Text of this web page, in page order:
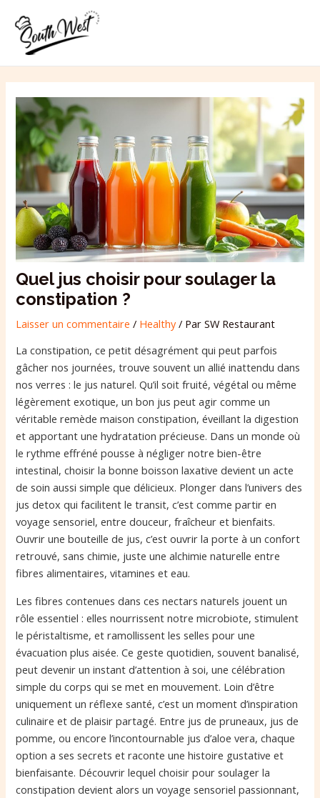
contenu
Quel jus choisir pour soulager la
constipation ?
Laisser un commentaire / Healthy/ ParSW Restaurant
La constipation, ce petit désagrément qui peut parfois
gâcher nos journées, trouve souvent un allié inattendu dans
nos verres : le jus naturel. Qu’il soit fruité, végétal ou même
légèrement exotique, un bon jus peut agir comme un
véritable remède maison constipation, éveillant la digestion
et apportant une hydratation précieuse. Dans un monde où
le rythme effréné pousse à négliger notre bien-être
intestinal, choisir la bonne boisson laxative devient un acte
de soin aussi simple que délicieux. Plonger dans l’univers des
jus detox qui facilitent le transit, c’est comme partir en
voyage sensoriel, entre douceur, fraîcheur et bienfaits.
Ouvrir une bouteille de jus, c’est ouvrir la porte à un confort
retrouvé, sans chimie, juste une alchimie naturelle entre
fibres alimentaires, vitamines et eau.
Les fibres contenues dans ces nectars naturels jouent un
rôle essentiel : elles nourrissent notre microbiote, stimulent
le péristaltisme, et ramollissent les selles pour une
évacuation plus aisée. Ce geste quotidien, souvent banalisé,
peut devenir un instant d’attention à soi, une célébration
simple du corps qui se met en mouvement. Loin d’être
uniquement un réflexe santé, c’est un moment d’inspiration
culinaire et de plaisir partagé. Entre jus de pruneaux, jus de
pomme, ou encore l’incontournable jus d’aloe vera, chaque
option a ses secrets et raconte une histoire gustative et
bienfaisante. Découvrir lequel choisir pour soulager la
constipation devient alors un voyage sensoriel passionnant,